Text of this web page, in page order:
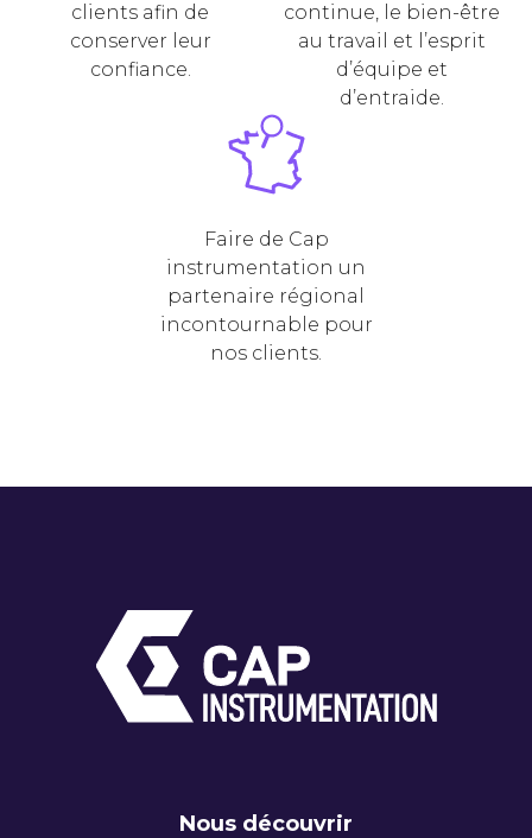
clients afin de
conserver leur
confiance.
continue, le bien-être
au travail et l’esprit
d’équipe et
d’entraide.
Faire de Cap
instrumentation un
partenaire régional
incontournable pour
nos clients.
Nous découvrir